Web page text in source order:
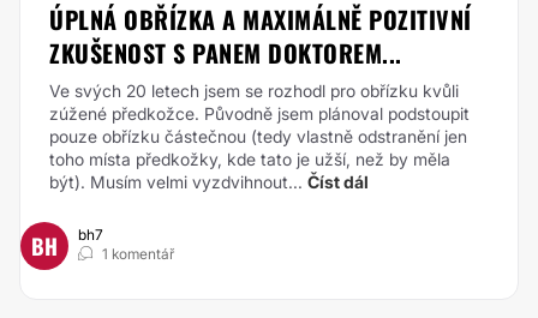
ÚPLNÁ OBŘÍZKA A MAXIMÁLNĚ POZITIVNÍ
ZKUŠENOST S PANEM DOKTOREM...
Ve svých 20 letech jsem se rozhodl pro obřízku kvůli
zúžené předkožce. Původně jsem plánoval podstoupit
pouze obřízku částečnou (tedy vlastně odstranění jen
toho místa předkožky, kde tato je užší, než by měla
být). Musím velmi vyzdvihnout... Číst dál
BH
bh7
1 komentář